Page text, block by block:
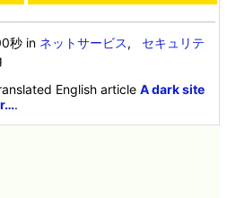
秒 in ネットサービス, セキュリテ
English articleA dark site
.